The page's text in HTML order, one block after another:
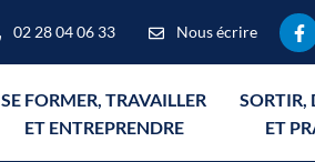
02 28 04 06 33 Nous écrire
SE FORMER, TRAVAILLER
ET ENTREPRENDRE
SORTIR,
ET